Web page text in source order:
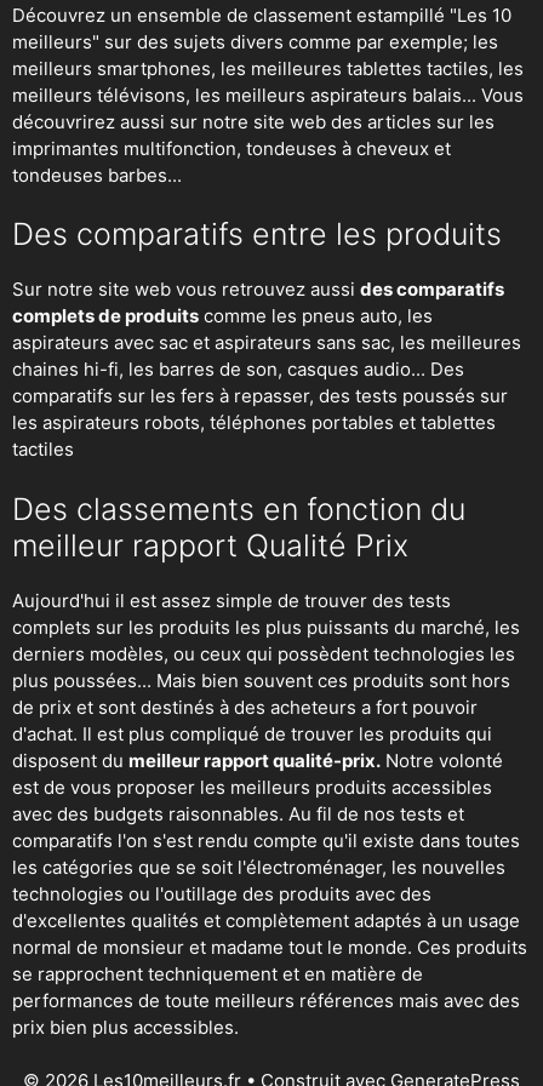
Découvrez un ensemble de classement estampillé "Les 10
meilleurs" sur des sujets divers comme par exemple; les
meilleurs smartphones, les meilleures tablettes tactiles, les
meilleurs télévisons, les meilleurs aspirateurs balais... Vous
découvrirez aussi sur notre site web des articles sur les
imprimantes multifonction, tondeuses à cheveux et
tondeuses barbes...
Des comparatifs entre les produits
Sur notre site web vous retrouvez aussi des comparatifs
complets de produits comme les pneus auto, les
aspirateurs avec sac et aspirateurs sans sac, les meilleures
chaines hi-fi, les barres de son, casques audio... Des
comparatifs sur les fers à repasser, des tests poussés sur
les aspirateurs robots, téléphones portables et tablettes
tactiles
Des classements en fonction du
meilleur rapport Qualité Prix
Aujourd'hui il est assez simple de trouver des tests
complets sur les produits les plus puissants du marché, les
derniers modèles, ou ceux qui possèdent technologies les
plus poussées... Mais bien souvent ces produits sont hors
de prix et sont destinés à des acheteurs a fort pouvoir
d'achat. Il est plus compliqué de trouver les produits qui
disposent du meilleur rapport qualité-prix. Notre volonté
est de vous proposer les meilleurs produits accessibles
avec des budgets raisonnables. Au fil de nos tests et
comparatifs l'on s'est rendu compte qu'il existe dans toutes
les catégories que se soit l'électroménager, les nouvelles
technologies ou l'outillage des produits avec des
d'excellentes qualités et complètement adaptés à un usage
normal de monsieur et madame tout le monde. Ces produits
se rapprochent techniquement et en matière de
performances de toute meilleurs références mais avec des
prix bien plus accessibles.
© 2026 Les10meilleurs.fr • Construit avec GeneratePress